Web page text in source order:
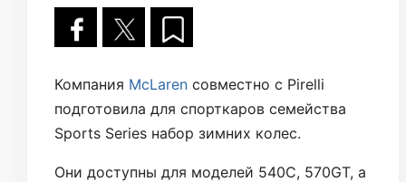
Компания McLaren совместно с Pirelli
подготовила для спорткаров семейства
Sports Series набор зимних колес.
Они доступны для моделей 540C, 570GT, а